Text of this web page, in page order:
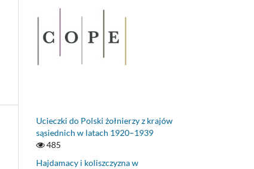
Ucieczki do Polski żołnierzy z krajów
sąsiednich w latach 1920–1939
485
Hajdamacy i koliszczyzna w